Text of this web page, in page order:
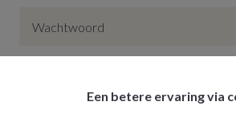
Een betere ervaring via